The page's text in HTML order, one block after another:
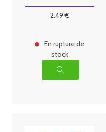
2.49€
En rupture de
stock